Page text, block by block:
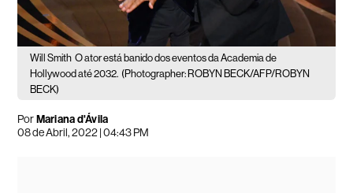
Will Smith O ator está banido dos eventos da Academia de
Hollywood até 2032. (Photographer: ROBYN BECK/AFP/ROBYN
BECK)
PorMariana d'Ávila
08 de Abril, 2022 | 04:43 PM